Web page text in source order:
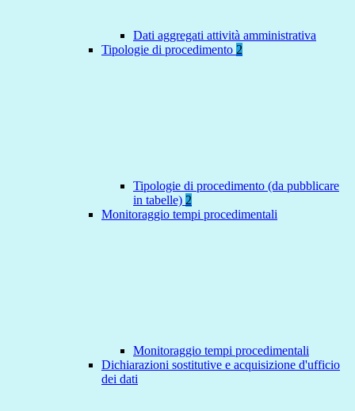
Dati aggregati attività amministrativa
Tipologie di procedimento 2
Tipologie di procedimento (da pubblicare
in tabelle) 2
Monitoraggio tempi procedimentali
Monitoraggio tempi procedimentali
Dichiarazioni sostitutive e acquisizione d'ufficio
dei dati